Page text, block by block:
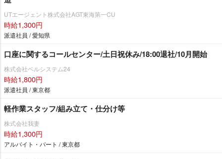
UTエージェント株式会社AGT東海第一CU
時給1,300円
派遣社員 / 愛知県
口座に関するコールセンター/土日祝休み/18:00退社/10月開始
株式会社ベルシステム24
時給1,800円
派遣社員 / 東京都
軽作業スタッフ/組み立て・仕分け等
株式会社我妻
時給1,300円
アルバイト・パート / 東京都